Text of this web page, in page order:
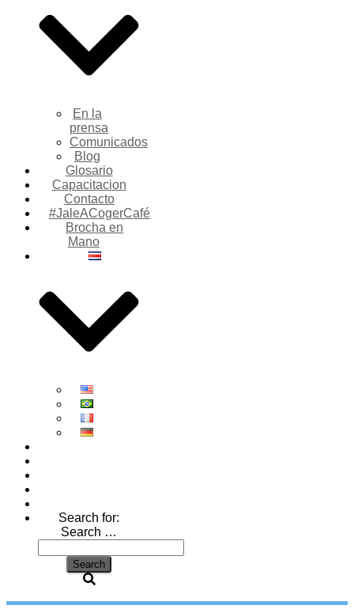
En la
prensa
Comunicados
Blog
Glosario
Capacitacion
Contacto
#JaleACogerCafé
Brocha en
Mano
Search for:
Search …